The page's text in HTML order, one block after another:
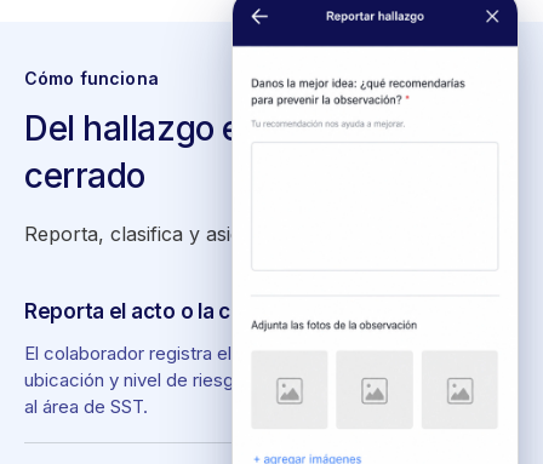
Cómo funciona
Del hallazgo en campo al caso
cerrado
Reporta, clasifica y asigna, cierra con evidencia.
Reporta el acto o la condición desde la app
El colaborador registra el hallazgo con su tipo, foto,
ubicación y nivel de riesgo; la alerta llega automáticamente
al área de SST.